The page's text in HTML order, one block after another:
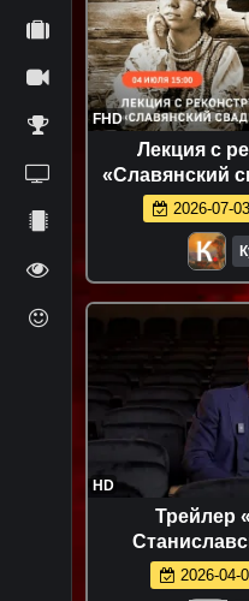
FHD
Лекция с
«Славянский
2026-07-
HD
Трейлер
2026-04-